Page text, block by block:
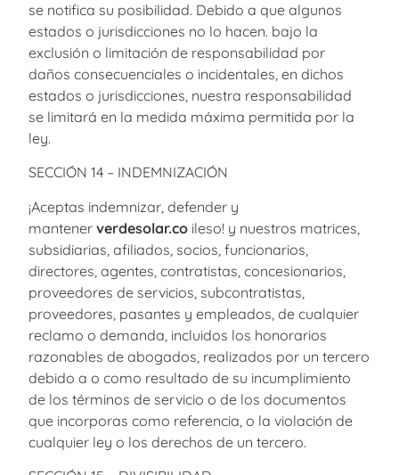
se notifica su posibilidad. Debido a que algunos
estados o jurisdicciones no lo hacen. bajo la
exclusión o limitación de responsabilidad por
daños consecuenciales o incidentales, en dichos
estados o jurisdicciones, nuestra responsabilidad
se limitará en la medida máxima permitida por la
ley.
SECCIÓN 14 – INDEMNIZACIÓN
¡Aceptas indemnizar, defender y
mantenerverdesolar.co ileso! y nuestros matrices,
subsidiarias, afiliados, socios, funcionarios,
directores, agentes, contratistas, concesionarios,
proveedores de servicios, subcontratistas,
proveedores, pasantes y empleados, de cualquier
reclamo o demanda, incluidos los honorarios
razonables de abogados, realizados por un tercero
debido a o como resultado de su incumplimiento
de los términos de servicio o de los documentos
que incorporas como referencia, o la violación de
cualquier ley o los derechos de un tercero.